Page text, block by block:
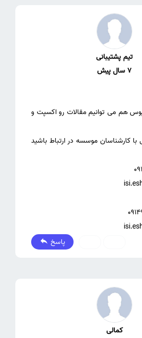
تیم پشتیبانی
7 سال پیش
هم می توانیم مقالات رو اکسپت و
کارشناسان موسسه در ارتباط باشید
پاسخ
کمالی